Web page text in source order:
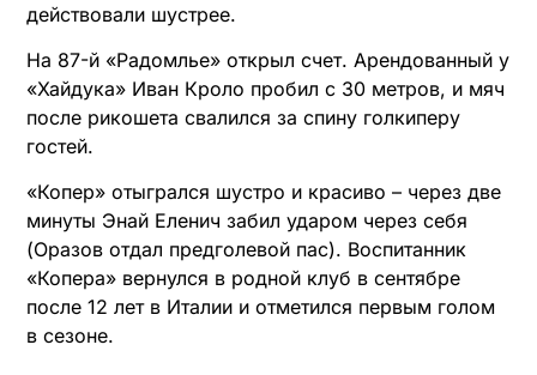
действовали шустрее.
На 87-й «Радомлье» открыл счет. Арендованный у
«Хайдука» Иван Кроло пробил с 30 метров, и мяч
после рикошета свалился за спину голкиперу
гостей.
«Копер» отыгрался шустро и красиво – через две
минуты Энай Еленич забил ударом через себя
(Оразов отдал предголевой пас). Воспитанник
«Копера» вернулся в родной клуб в сентябре
после 12 лет в Италии и отметился первым голом
в сезоне.